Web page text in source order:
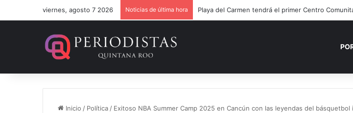
viernes, agosto 7 2026 Noticias de última hora Un verano para recordar: niñas y niños cierran
Inicio / Política / Exitoso NBA Summer Camp 2025 en Cancún con las leyendas del básquetbol